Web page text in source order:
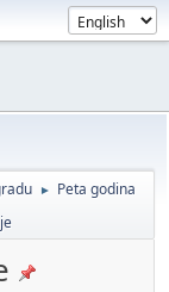
► Peta godina